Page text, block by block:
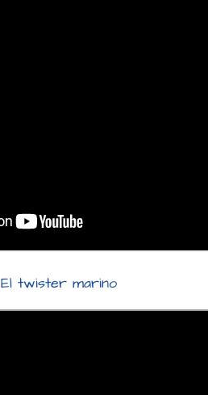
El twister marino